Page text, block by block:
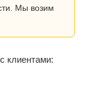
Мы возим
клиентами: